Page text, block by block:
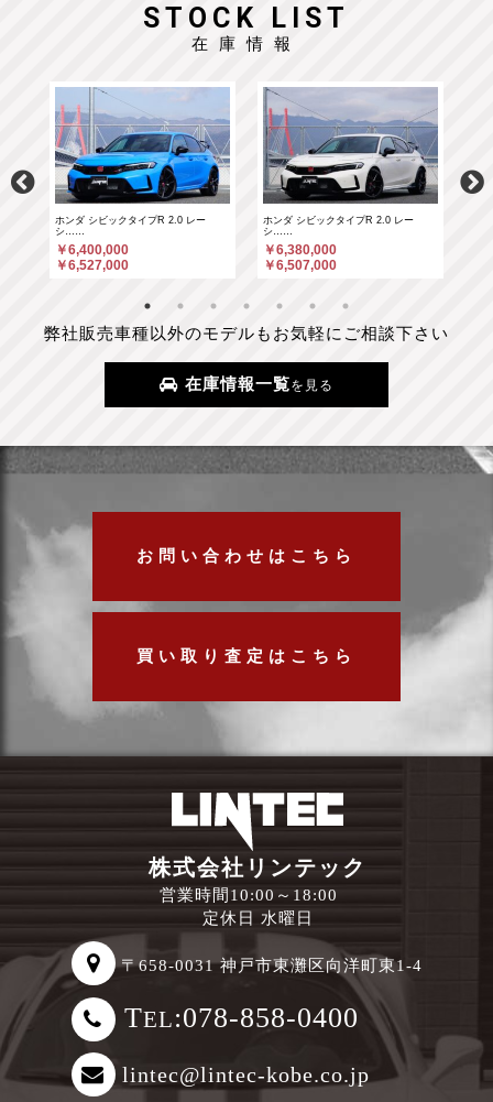
STOCK LIST
在庫情報
ホンダ シビックタイプR 2.0 レー
シ……
￥6,400,000
￥6,527,000
ホンダ シビックタイプR 2.0 レー
シ……
￥6,380,000
￥6,507,000
弊社販売車種以外のモデルもお気軽にご相談下さい
在庫情報一覧を見る
お問い合わせはこちら
買い取り査定はこちら
株式会社リンテック
営業時間10:00～18:00
定休日 水曜日
〒658-0031 神戸市東灘区向洋町東1-4
TEL:078-858-0400
lintec@lintec-kobe.co.jp